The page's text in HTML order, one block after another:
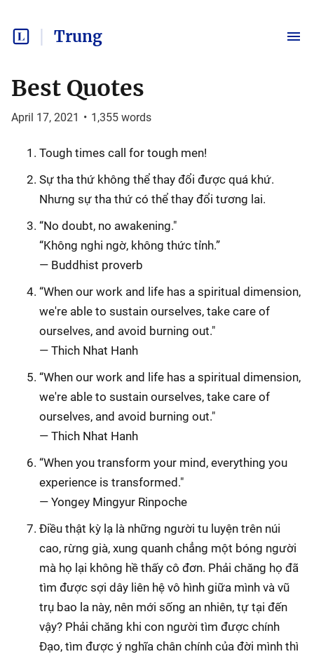
Trung
Best Quotes
April 17, 2021 • 1,355 words
Tough times call for tough men!
Sự tha thứ không thể thay đổi được quá khứ.
Nhưng sự tha thứ có thể thay đổi tương lai.
“No doubt, no awakening."
“Không nghi ngờ, không thức tỉnh.”
— Buddhist proverb
“When our work and life has a spiritual dimension,
we're able to sustain ourselves, take care of
ourselves, and avoid burning out."
— Thich Nhat Hanh
“When our work and life has a spiritual dimension,
we're able to sustain ourselves, take care of
ourselves, and avoid burning out."
— Thich Nhat Hanh
“When you transform your mind, everything you
experience is transformed."
— Yongey Mingyur Rinpoche
Điều thật kỳ lạ là những người tu luyện trên núi
cao, rừng già, xung quanh chẳng một bóng người
mà họ lại không hề thấy cô đơn. Phải chăng họ đã
tìm được sợi dây liên hệ vô hình giữa mình và vũ
trụ bao la này, nên mới sống an nhiên, tự tại đến
vậy? Phải chăng khi con người tìm được chính
Đạo, tìm được ý nghĩa chân chính của đời mình thì